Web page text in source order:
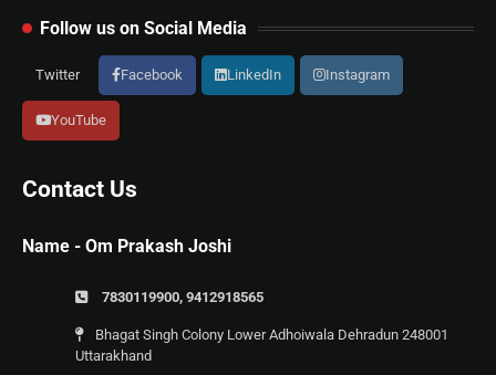
Follow us on Social Media
Twitter Facebook LinkedIn Instagram
YouTube
Contact Us
Name - Om Prakash Joshi
7830119900, 9412918565
Bhagat Singh Colony Lower Adhoiwala Dehradun 248001
Uttarakhand